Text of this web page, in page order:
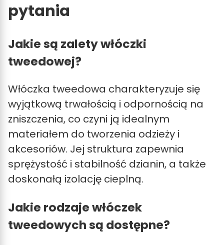
pytania
Jakie są zalety włóczki
tweedowej?
Włóczka tweedowa charakteryzuje się
wyjątkową trwałością i odpornością na
zniszczenia, co czyni ją idealnym
materiałem do tworzenia odzieży i
akcesoriów. Jej struktura zapewnia
sprężystość i stabilność dzianin, a także
doskonałą izolację cieplną.
Jakie rodzaje włóczek
tweedowych są dostępne?